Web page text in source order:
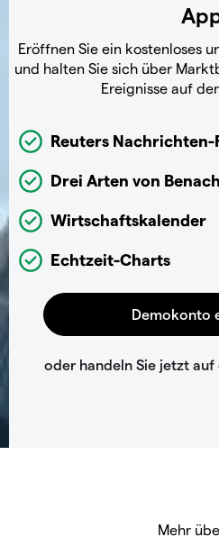
Eröffnen Sie ein kostenloses
und halten Sie sich über
Ereignisse auf
Reuters Nachrichten-
Drei Arten von
Wirtschaftskalender
Echtzeit-Charts
Mehr